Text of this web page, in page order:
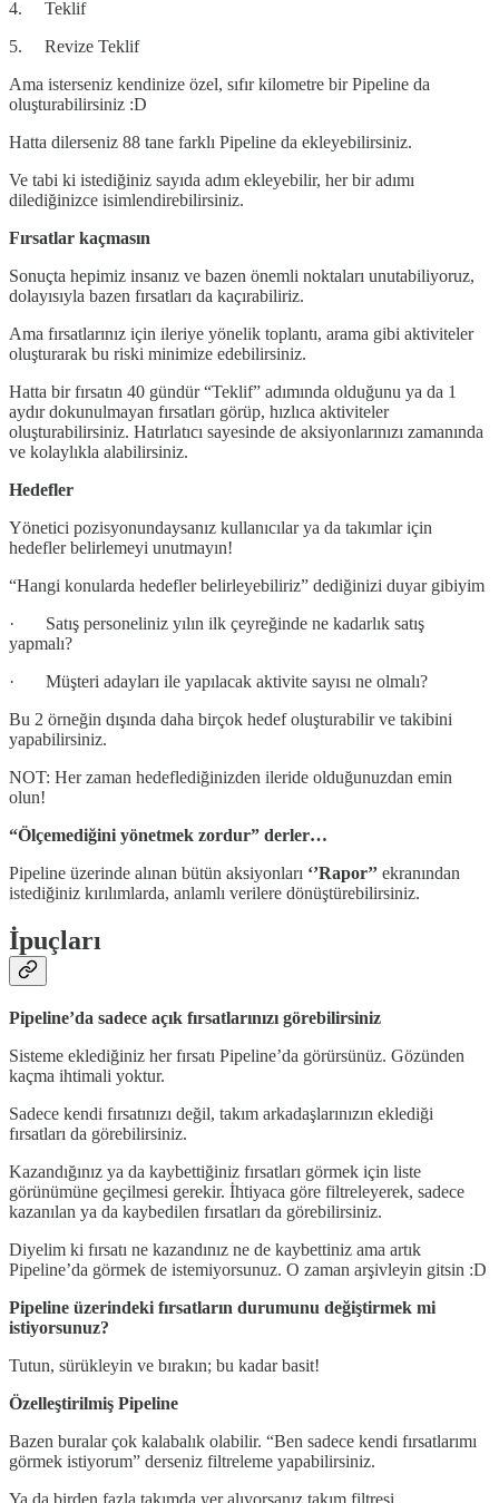
4. Teklif
5. Revize Teklif
Ama isterseniz kendinize özel, sıfır kilometre bir Pipeline da
oluşturabilirsiniz :D
Hatta dilerseniz 88 tane farklı Pipeline da ekleyebilirsiniz.
Ve tabi ki istediğiniz sayıda adım ekleyebilir, her bir adımı
dilediğinizce isimlendirebilirsiniz.
Fırsatlar kaçmasın
Sonuçta hepimiz insanız ve bazen önemli noktaları unutabiliyoruz,
dolayısıyla bazen fırsatları da kaçırabiliriz.
Ama fırsatlarınız için ileriye yönelik toplantı, arama gibi aktiviteler
oluşturarak bu riski minimize edebilirsiniz.
Hatta bir fırsatın 40 gündür “Teklif” adımında olduğunu ya da 1
aydır dokunulmayan fırsatları görüp, hızlıca aktiviteler
oluşturabilirsiniz. Hatırlatıcı sayesinde de aksiyonlarınızı zamanında
ve kolaylıkla alabilirsiniz.
Hedefler
Yönetici pozisyonundaysanız kullanıcılar ya da takımlar için
hedefler belirlemeyi unutmayın!
“Hangi konularda hedefler belirleyebiliriz” dediğinizi duyar gibiyim
· Satış personeliniz yılın ilk çeyreğinde ne kadarlık satış
yapmalı?
· Müşteri adayları ile yapılacak aktivite sayısı ne olmalı?
Bu 2 örneğin dışında daha birçok hedef oluşturabilir ve takibini
yapabilirsiniz.
NOT: Her zaman hedeflediğinizden ileride olduğunuzdan emin
olun!
“Ölçemediğini yönetmek zordur” derler…
Pipeline üzerinde alınan bütün aksiyonları ‘’Rapor’’ ekranından
istediğiniz kırılımlarda, anlamlı verilere dönüştürebilirsiniz.
İpuçları
Pipeline’da sadece açık fırsatlarınızı görebilirsiniz
Sisteme eklediğiniz her fırsatı Pipeline’da görürsünüz. Gözünden
kaçma ihtimali yoktur.
Sadece kendi fırsatınızı değil, takım arkadaşlarınızın eklediği
fırsatları da görebilirsiniz.
Kazandığınız ya da kaybettiğiniz fırsatları görmek için liste
görünümüne geçilmesi gerekir. İhtiyaca göre filtreleyerek, sadece
kazanılan ya da kaybedilen fırsatları da görebilirsiniz.
Diyelim ki fırsatı ne kazandınız ne de kaybettiniz ama artık
Pipeline’da görmek de istemiyorsunuz. O zaman arşivleyin gitsin :D
Pipeline üzerindeki fırsatların durumunu değiştirmek mi
istiyorsunuz?
Tutun, sürükleyin ve bırakın; bu kadar basit!
Özelleştirilmiş Pipeline
Bazen buralar çok kalabalık olabilir. “Ben sadece kendi fırsatlarımı
görmek istiyorum” derseniz filtreleme yapabilirsiniz.